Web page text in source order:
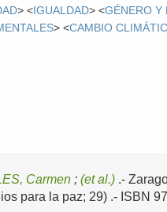
> < IGUALDAD> <GÉNERO Y
> <CAMBIO
Carmen ;(et al.) .-
para la paz; 29) .- ISBN